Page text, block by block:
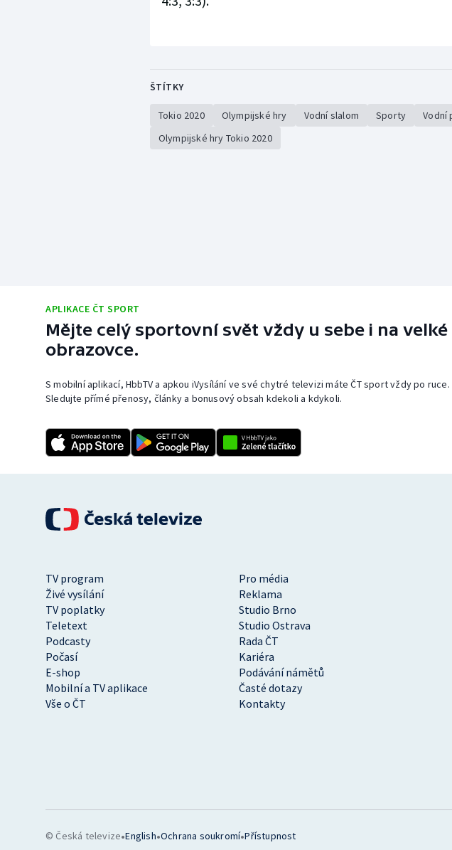
ŠTÍTKY
Tokio 2020 Olympijské hry Vodní slalom Sporty
Vodní
Olympijské hry Tokio 2020
APLIKACE ČT SPORT
Mějte celý sportovní svět vždy u sebe i na velké
obrazovce.
S mobilní aplikací, HbbTV a apkou iVysílání ve své chytré televizi máte ČT sport vždy po ruce.
Sledujte přímé přenosy, články a bonusový obsah kdekoli a kdykoli.
TV program
Pro média
Živé vysílání
Reklama
TV poplatky
Studio Brno
Teletext
Studio Ostrava
Podcasty
Rada ČT
Počasí
Kariéra
E-shop
Podávání námětů
Mobilní a TV aplikace
Časté dotazy
Vše o ČT
Kontakty
© Česká televize•English•Ochrana soukromí•Přístupnost